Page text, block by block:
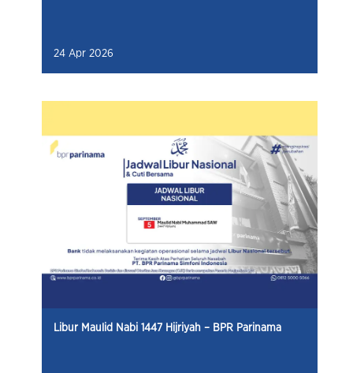
24 Apr 2026
Libur Maulid Nabi 1447 Hijriyah – BPR Parinama